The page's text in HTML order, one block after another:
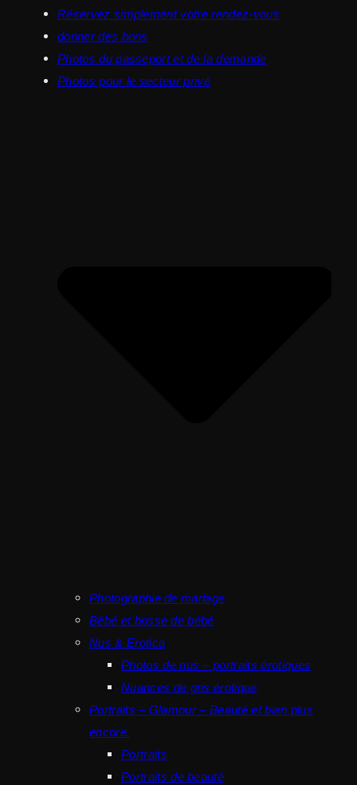
Réservez simplement votre rendez-vous
donner des bons
Photos du passeport et de la demande
Photos pour le secteur privé
Photographie de mariage
Bébé et bosse de bébé
Nus & Erotica
Photos de nus – portraits érotiques
Nuances de gris érotique
Portraits – Glamour – Beauté et bien plus
encore.
Portraits
Portraits de beauté